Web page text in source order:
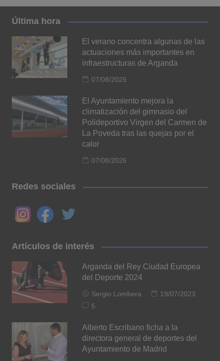
Última hora
El verano concentra algunas de las
actuaciones más importantes en
infraestructuras de Arganda
07/08/2026
El Ayuntamiento mejora la
climatización del gimnasio del
Polideportivo Virgen del Carmen de
La Poveda tras las quejas por el
calor
07/08/2026
Redes sociales
Artículos de interés
Arganda del Rey Ciudad Europea
del Deporte 2024
Sergio Lombera
19/07/2023
5
Alberto Escribano ficha a la
directora general de deportes del
Ayuntamiento de Madrid